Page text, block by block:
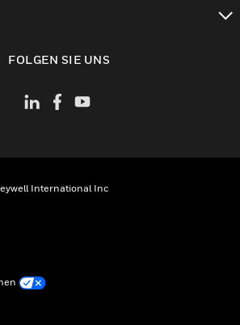
FOLGEN SIE UNS
International Inc